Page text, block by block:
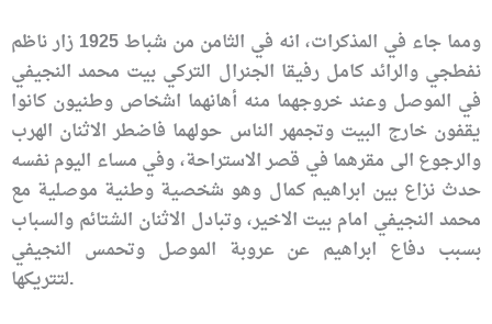
ومما جاء في المذكرات، انه في الثامن من شباط 1925 زار ناظم
نفطجي والرائد كامل رفيقا الجنرال التركي بيت محمد النجيفي
في الموصل وعند خروجهما منه أهانهما اشخاص وطنيون كانوا
يقفون خارج البيت وتجمهر الناس حولهما فاضطر الاثنان الهرب
والرجوع الى مقرهما في قصر الاستراحة، وفي مساء اليوم نفسه
حدث نزاع بين ابراهيم كمال وهو شخصية وطنية موصلية مع
محمد النجيفي امام بيت الاخير، وتبادل الاثنان الشتائم والسباب
بسبب دفاع ابراهيم عن عروبة الموصل وتحمس النجيفي
لتتريكها.